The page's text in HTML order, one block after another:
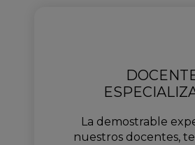
La demostrable
nuestros docentes,